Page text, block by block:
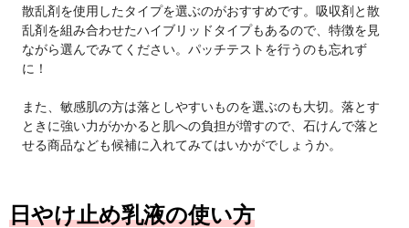
散乱剤を使用したタイプを選ぶのがおすすめです。吸収剤と散
乱剤を組み合わせたハイブリッドタイプもあるので、特徴を見
ながら選んでみてください。パッチテストを行うのも忘れず
に！
また、敏感肌の方は落としやすいものを選ぶのも大切。落とす
ときに強い力がかかると肌への負担が増すので、石けんで落と
せる商品なども候補に入れてみてはいかがでしょうか。
日やけ止め乳液の使い方